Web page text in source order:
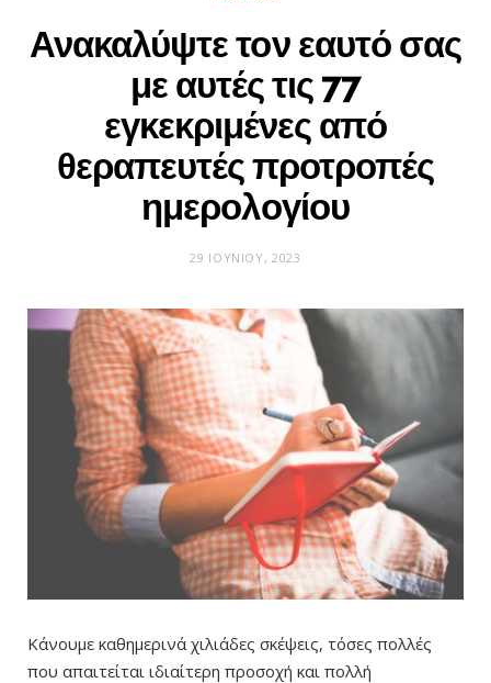
Ανακαλύψτε τον εαυτό σας
με αυτές τις 77
εγκεκριμένες από
θεραπευτές προτροπές
ημερολογίου
29 ΙΟΥΝΊΟΥ, 2023
Κάνουμε καθημερινά χιλιάδες σκέψεις, τόσες πολλές
που απαιτείται ιδιαίτερη προσοχή και πολλή